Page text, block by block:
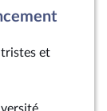
et